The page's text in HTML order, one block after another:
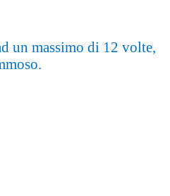
un massimo di 12 volte,